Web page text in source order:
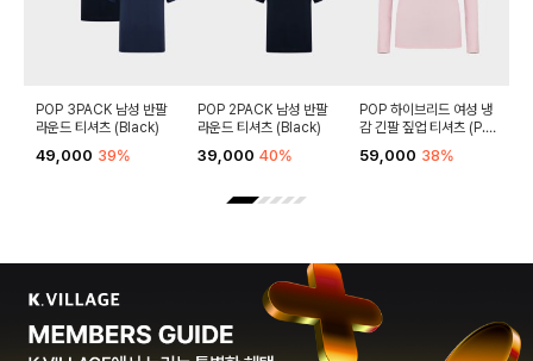
POP 3PACK 남성 반팔
라운드 티셔츠 (Black)
49,000 39%
POP 2PACK 남성 반팔
라운드 티셔츠 (Black)
39,000 40%
POP 하이브리드 여성 냉
감 긴팔 짚업 티셔츠 (P.PI
59,000 38%